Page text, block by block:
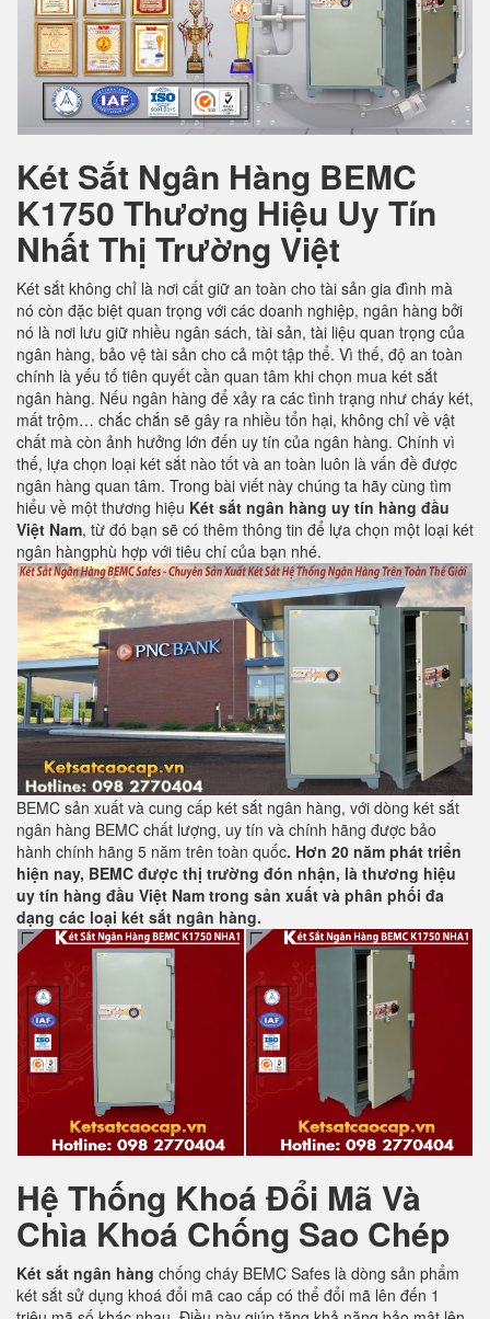
Két Sắt Ngân Hàng BEMC
K1750 Thương Hiệu Uy Tín
Nhất Thị Trường Việt
Két sắt không chỉ là nơi cất giữ an toàn cho tài sản gia đình mà
nó còn đặc biệt quan trọng với các doanh nghiệp, ngân hàng bởi
nó là nơi lưu giữ nhiều ngân sách, tài sản, tài liệu quan trọng của
ngân hàng, bảo vệ tài sản cho cả một tập thể. Vì thế, độ an toàn
chính là yếu tố tiên quyết cần quan tâm khi chọn mua két sắt
ngân hàng. Nếu ngân hàng để xảy ra các tình trạng như cháy két,
mất trộm… chắc chắn sẽ gây ra nhiều tổn hại, không chỉ về vật
chất mà còn ảnh hưởng lớn đến uy tín của ngân hàng. Chính vì
thế, lựa chọn loại két sắt nào tốt và an toàn luôn là vấn đề được
ngân hàng quan tâm. Trong bài viết này chúng ta hãy cùng tìm
hiểu về một thương hiệu Két sắt ngân hàng uy tín hàng đầu
Việt Nam, từ đó bạn sẽ có thêm thông tin để lựa chọn một loại két
ngân hàngphù hợp với tiêu chí của bạn nhé.
BEMC sản xuất và cung cấp két sắt ngân hàng, với dòng két sắt
ngân hàng BEMC chất lượng, uy tín và chính hãng được bảo
hành chính hãng 5 năm trên toàn quốc. Hơn 20 năm phát triển
hiện nay, BEMC được thị trường đón nhận, là thương hiệu
uy tín hàng đầu Việt Nam trong sản xuất và phân phối đa
dạng các loại két sắt ngân hàng.
Hệ Thống Khoá Đổi Mã Và
Chìa Khoá Chống Sao Chép
Két sắt ngân hàng chống cháy BEMC Safes là dòng sản phẩm
két sắt sử dụng khoá đổi mã cao cấp có thể đổi mã lên đến 1